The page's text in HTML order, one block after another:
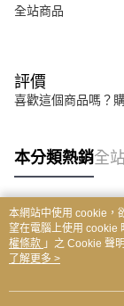
全站商品
評價
喜歡這個商品嗎？
本分類熱銷全
熱門標籤
本網站中使用 cookie，
望在電腦上使用 cookie
權條款 」之 Cookie 聲
用條款之 Cookie 聲明使
了解更多 >